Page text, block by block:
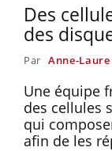
Des
des
Par Anne-
Une équipe
des cellules
qui
afin de les